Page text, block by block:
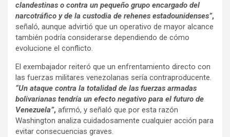
clandestinas o contra un pequeño grupo encargado del
narcotráfico y de la custodia de rehenes estadounidenses”,
señaló, aunque advirtió que un operativo de mayor alcance
también podría considerarse dependiendo de cómo
evolucione el conflicto.
El exembajador reiteró que un enfrentamiento directo con
las fuerzas militares venezolanas sería contraproducente.
“Un ataque contra la totalidad de las fuerzas armadas
bolivarianas tendría un efecto negativo para el futuro de
Venezuela”, afirmó, y señaló que por esta razón
Washington analiza cuidadosamente cualquier acción para
evitar consecuencias graves.